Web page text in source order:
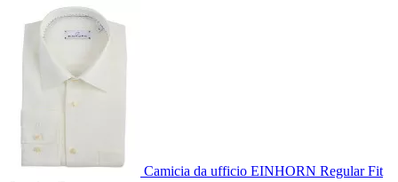
Camicia da ufficio EINHORN Regular Fit